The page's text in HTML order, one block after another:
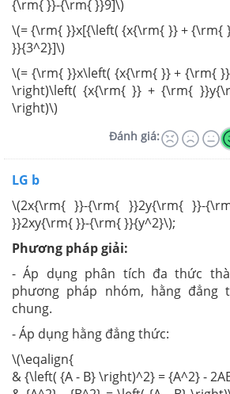
{\rm{ }}-{\rm{ }}9]\)
\(= {\rm{ }}x[{\left( {x{\rm{ }} + {\rm{
}}{3^2}]\)
\(= {\rm{ }}x\left( {x{\rm{ }} + {\rm{
\right)\left( {x{\rm{ }} + {\rm{
\right)\)
Đánh giá:
LG b
\(2x{\rm{ }}-{\rm{ }}2y{\rm{ }}-
}}2xy{\rm{ }}-{\rm{ }}{y^2}\);
Phương pháp giải:
- Áp dụng phân tích đa thức
phương pháp nhóm, hằng
chung.
- Áp dụng hằng đẳng thức:
\(\eqalign{
& {\left( {A - B} \right)^2} = {A^2} -